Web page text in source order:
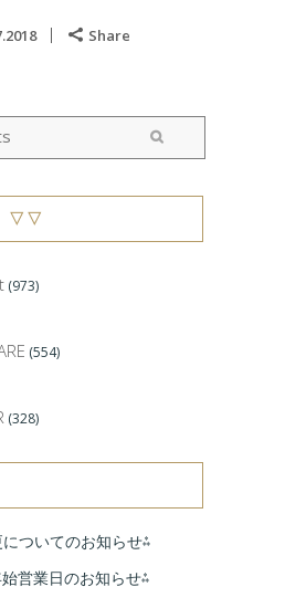
Share
▽▽
(973)
(554)
(328)
ついてのお知らせ⁂
営業日のお知らせ⁂